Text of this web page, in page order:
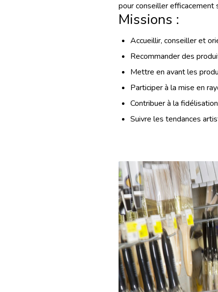
pour conseiller efficacement
Missions :
Accueillir, conseiller et
Recommander des
Mettre en avant les
Participer à la mise en
Contribuer à la
Suivre les tendances